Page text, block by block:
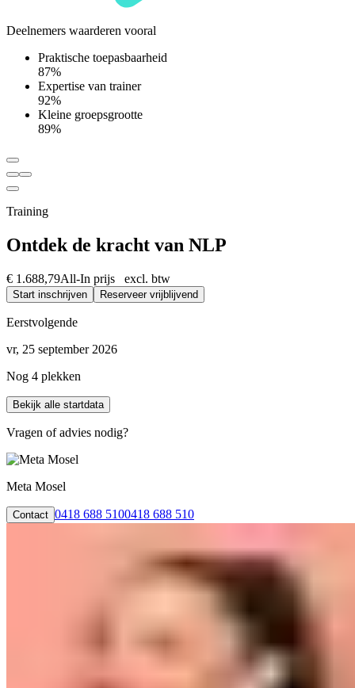
Deelnemers waarderen vooral
Praktische toepasbaarheid
87%
Expertise van trainer
92%
Kleine groepsgrootte
89%
Training
Ontdek de kracht van NLP
€ 1.688,79All-In prijs excl. btw
Start inschrijven Reserveer vrijblijvend
Eerstvolgende
vr, 25 september 2026
Nog 4 plekken
Bekijk alle startdata
Vragen of advies nodig?
Meta Mosel
Contact 0418 688 5100418 688 510